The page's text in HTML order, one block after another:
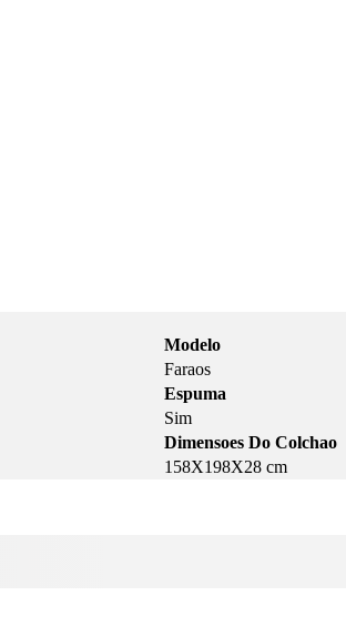
Modelo
Faraos
Espuma
Sim
Dimensoes Do Colchao
158X198X28 cm